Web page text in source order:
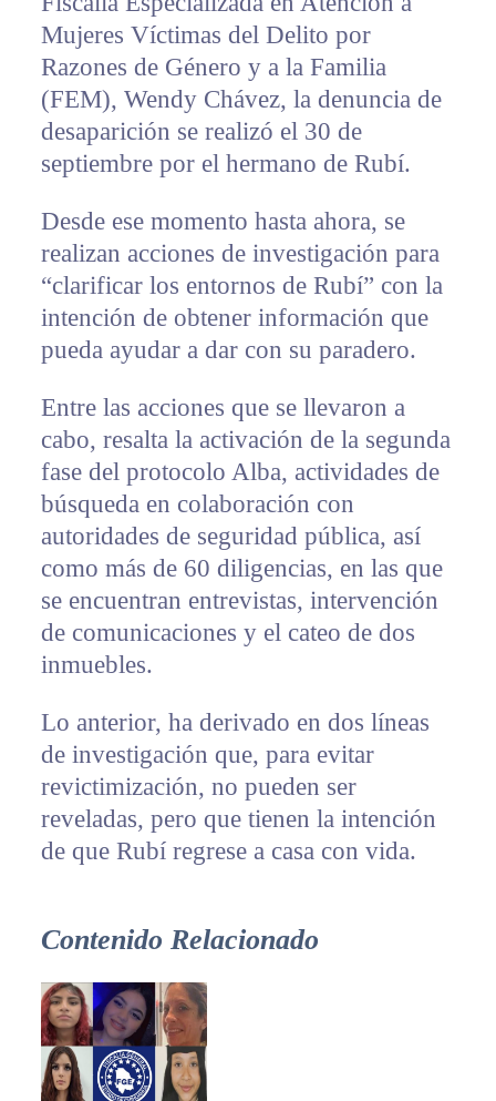
Mujeres Víctimas del Delito por
Razones de Género y a la Familia
(FEM), Wendy Chávez, la denuncia de
desaparición se realizó el 30 de
septiembre por el hermano de Rubí.
Desde ese momento hasta ahora, se
realizan acciones de investigación para
“clarificar los entornos de Rubí” con la
intención de obtener información que
pueda ayudar a dar con su paradero.
Entre las acciones que se llevaron a
cabo, resalta la activación de la segunda
fase del protocolo Alba, actividades de
búsqueda en colaboración con
autoridades de seguridad pública, así
como más de 60 diligencias, en las que
se encuentran entrevistas, intervención
de comunicaciones y el cateo de dos
inmuebles.
Lo anterior, ha derivado en dos líneas
de investigación que, para evitar
revictimización, no pueden ser
reveladas, pero que tienen la intención
de que Rubí regrese a casa con vida.
Contenido Relacionado